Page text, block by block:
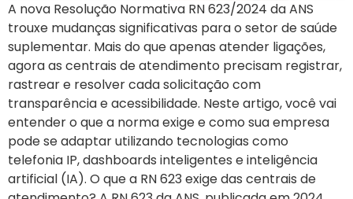
A nova Resolução Normativa RN 623/2024 da ANS
trouxe mudanças significativas para o setor de saúde
suplementar. Mais do que apenas atender ligações,
agora as centrais de atendimento precisam registrar,
rastrear e resolver cada solicitação com
transparência e acessibilidade. Neste artigo, você vai
entender o que a norma exige e como sua empresa
pode se adaptar utilizando tecnologias como
telefonia IP, dashboards inteligentes e inteligência
artificial (IA). O que a RN 623 exige das centrais de